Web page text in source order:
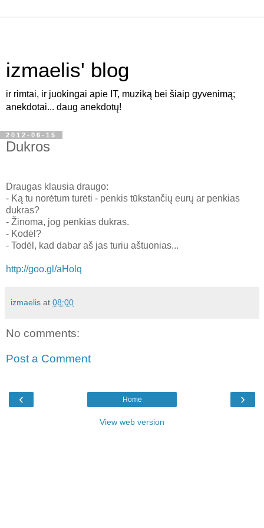
izmaelis' blog
ir rimtai, ir juokingai apie IT, muziką bei šiaip gyvenimą;
anekdotai... daug anekdotų!
2012-06-15
Dukros
Draugas klausia draugo:
- Ką tu norėtum turėti - penkis tūkstančių eurų ar penkias
dukras?
- Žinoma, jog penkias dukras.
- Kodėl?
- Todėl, kad dabar aš jas turiu aštuonias...
http://goo.gl/aHolq
izmaelis at 08:00
No comments:
Post a Comment
‹ ›
Home
View web version